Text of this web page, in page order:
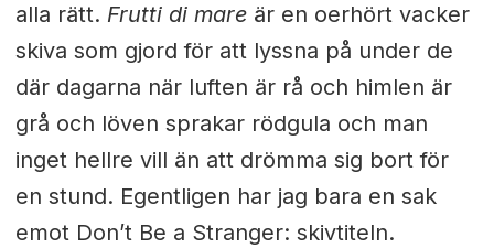
alla rätt. Frutti di mare är en oerhört vacker
skiva som gjord för att lyssna på under de
där dagarna när luften är rå och himlen är
grå och löven sprakar rödgula och man
inget hellre vill än att drömma sig bort för
en stund. Egentligen har jag bara en sak
emot Don’t Be a Stranger: skivtiteln.